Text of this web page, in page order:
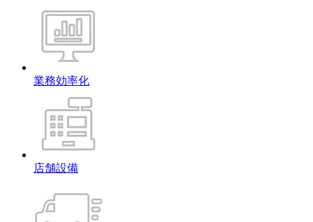
業務効率化
店舗設備